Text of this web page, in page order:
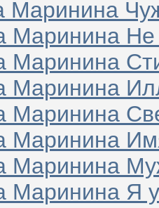
Маринина
Маринина
Маринина
Маринина
Маринина
Маринина
Маринина
Маринина Я